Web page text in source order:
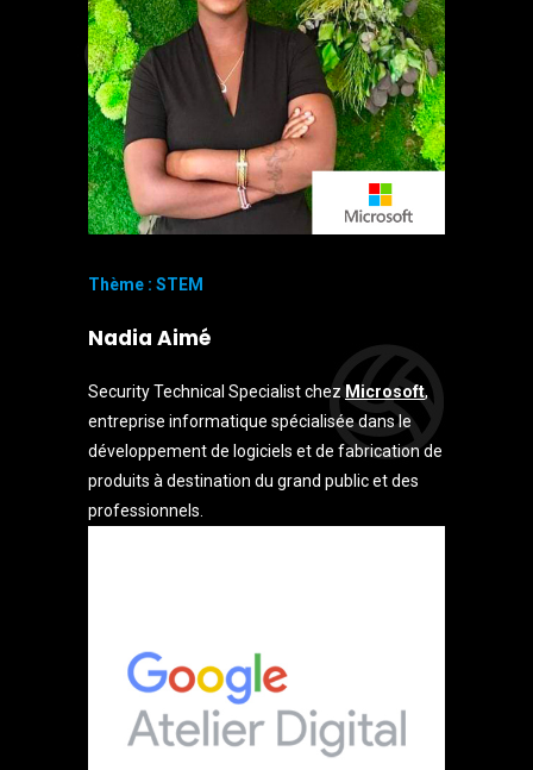
Thème : STEM
Nadia Aimé
Security Technical Specialist chezMicrosoft,
entreprise informatique spécialisée dans le
développement de logiciels et de fabrication de
produits à destination du grand public et des
professionnels.